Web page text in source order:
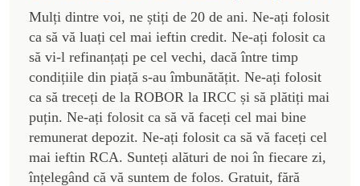
Mulți dintre voi, ne știți de 20 de ani. Ne-ați folosit
ca să vă luați cel mai ieftin credit. Ne-ați folosit ca
să vi-l refinanțați pe cel vechi, dacă între timp
condițiile din piață s-au îmbunătățit. Ne-ați folosit
ca să treceți de la ROBOR la IRCC și să plătiți mai
puțin. Ne-ați folosit ca să vă faceți cel mai bine
remunerat depozit. Ne-ați folosit ca să vă faceți cel
mai ieftin RCA. Sunteți alături de noi în fiecare zi,
înțelegând că vă suntem de folos. Gratuit, fără